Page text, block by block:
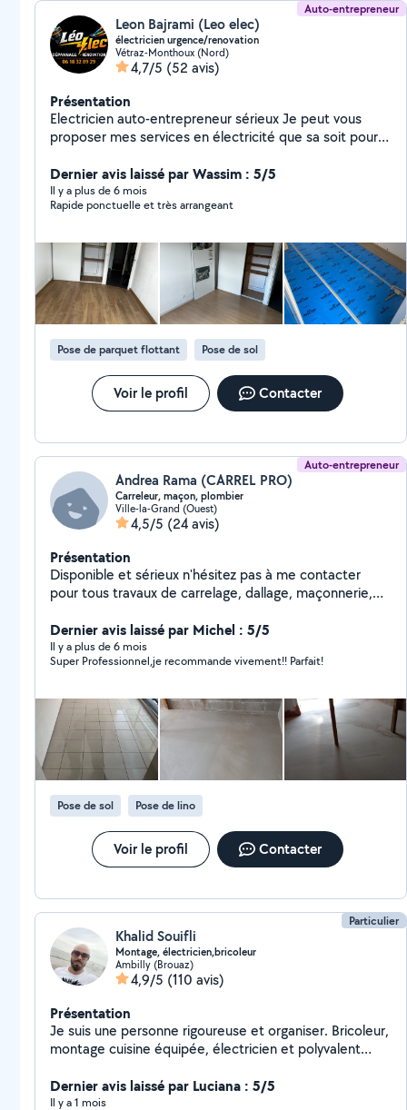
Auto-entrepreneur
Leon Bajrami (Leo elec)
électricien urgence/renovation
Vétraz-Monthoux (Nord)
4,7/5 (52 avis)
Présentation
Electricien auto-entrepreneur sérieux Je peut vous
proposer mes services en électricité que sa soit pour
neuf / rénovation. Autres domaines (avec ou sans laide
de mes associés) -Plomberie - Peinture -Placo -
Carrelage -Parquet
Dernier avis laissé par Wassim : 5/5
Il y a plus de 6 mois
Rapide ponctuelle et très arrangeant
Pose de parquet flottant Pose de sol
Voir le profil Contacter
Auto-entrepreneur
Andrea Rama (CARREL PRO)
Carreleur, maçon, plombier
Ville-la-Grand (Ouest)
4,5/5 (24 avis)
Présentation
Disponible et sérieux n'hésitez pas à me contacter
pour tous travaux de carrelage, dallage, maçonnerie,
tous types de plomberie, peinture, électricité. Outre
mes diverses qualifications citées précédemment, j'ai
également de l'expérience en tant que maçon
terrasse). Polyvalent et bricoleur, je suis réactif et
possède le sens du service. Je serai ravi de vous
donner des conseils afin de réaliser vos travaux avec
professionnalisme et savoir-faire, tout en proposant
des tarifs abordables pour un travail de qualité.
Dernier avis laissé par Michel : 5/5
Il y a plus de 6 mois
Super Professionnel,je recommande vivement!! Parfait!
Pose de sol Pose de lino
Voir le profil Contacter
Particulier
Khalid Souifli
Montage, électricien,bricoleur
Ambilly (Brouaz)
4,9/5 (110 avis)
Présentation
Je suis une personne rigoureuse et organiser. Bricoleur,
montage cuisine équipée, électricien et polyvalent
uniquement sur mon numéro de téléphone ou via
whatsapp s'il vous plaît.
Dernier avis laissé par Luciana : 5/5
Il y a 1 mois